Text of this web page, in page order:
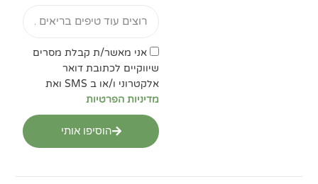
אישור
מדיניות
הפרטיות
אני מאשר/ת קבלת מסרים
שיווקיים לכתובת דואר
אלקטרוני ו/או ב SMS ואת
מדיניות הפרטיות
הוסיפו אותי